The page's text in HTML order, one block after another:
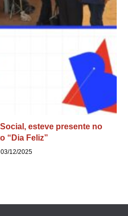
esteve presente no
“Dia Feliz”
03/12/2025